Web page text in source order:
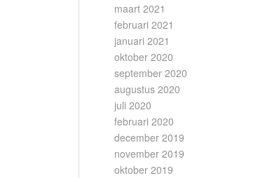
maart 2021
februari 2021
januari 2021
oktober 2020
september 2020
augustus 2020
juli 2020
februari 2020
december 2019
november 2019
oktober 2019